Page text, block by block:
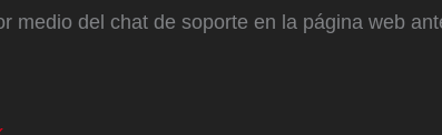
medio del chat de soporte en la página web